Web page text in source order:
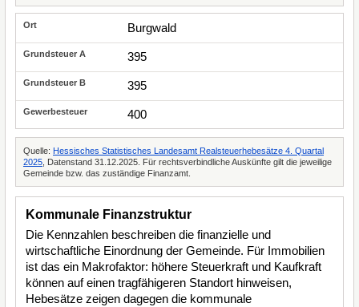
Burgwald
395
395
400
Quelle: Hessisches Statistisches Landesamt Realsteuerhebesätze 4. Quartal
2025 , Datenstand 31.12.2025. Für rechtsverbindliche Auskünfte gilt die jeweilige
Gemeinde bzw. das zuständige Finanzamt.
Kommunale Finanzstruktur
Die Kennzahlen beschreiben die finanzielle und
wirtschaftliche Einordnung der Gemeinde. Für Immobilien
ist das ein Makrofaktor: höhere Steuerkraft und Kaufkraft
können auf einen tragfähigeren Standort hinweisen,
Hebesätze zeigen dagegen die kommunale